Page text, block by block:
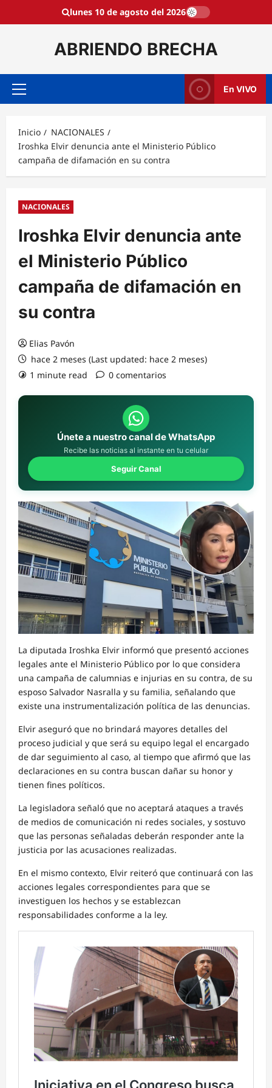
lunes 10 de agosto del 2026
ABRIENDO BRECHA
Menú
En VIVO
Inicio
NACIONALES
Iroshka Elvir denuncia ante el Ministerio Público
campaña de difamación en su contra
NACIONALES
Iroshka Elvir denuncia ante
el Ministerio Público
campaña de difamación en
su contra
Elias Pavón
hace 2 meses (Last updated: hace 2 meses)
1 minute read
0 comentarios
Únete a nuestro canal de WhatsApp
Recibe las noticias al instante en tu celular
Seguir Canal
La diputada Iroshka Elvir informó que presentó acciones
legales ante el Ministerio Público por lo que considera
una campaña de calumnias e injurias en su contra, de su
esposo Salvador Nasralla y su familia, señalando que
existe una instrumentalización política de las denuncias.
Elvir aseguró que no brindará mayores detalles del
proceso judicial y que será su equipo legal el encargado
de dar seguimiento al caso, al tiempo que afirmó que las
declaraciones en su contra buscan dañar su honor y
tienen fines políticos.
La legisladora señaló que no aceptará ataques a través
de medios de comunicación ni redes sociales, y sostuvo
que las personas señaladas deberán responder ante la
justicia por las acusaciones realizadas.
En el mismo contexto, Elvir reiteró que continuará con las
acciones legales correspondientes para que se
investiguen los hechos y se establezcan
responsabilidades conforme a la ley.